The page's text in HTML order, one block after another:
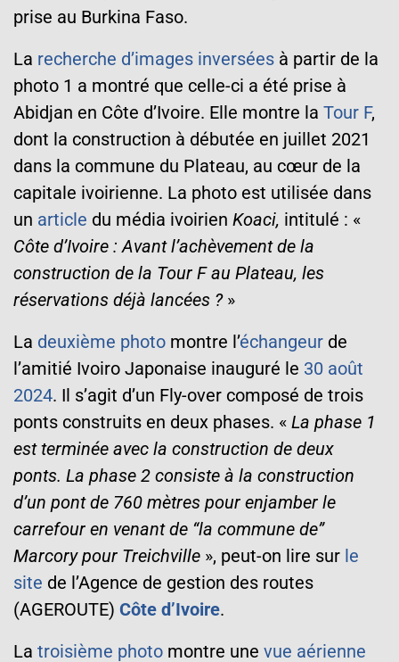
prise au Burkina Faso.
La recherche d’images inversées à partir de la
photo 1 a montré que celle-ci a été prise à
Abidjan en Côte d’Ivoire. Elle montre la Tour F,
dont la construction à débutée en juillet 2021
dans la commune du Plateau, au cœur de la
capitale ivoirienne. La photo est utilisée dans
un article du média ivoirien Koaci, intitulé : «
Côte d’Ivoire : Avant l’achèvement de la
construction de la Tour F au Plateau, les
réservations déjà lancées ? »
La deuxième photo montre l’échangeur de
l’amitié Ivoiro Japonaise inauguré le 30 août
2024. Il s’agit d’un Fly-over composé de trois
ponts construits en deux phases. « La phase 1
est terminée avec la construction de deux
ponts. La phase 2 consiste à la construction
d’un pont de 760 mètres pour enjamber le
carrefour en venant de “la commune de”
Marcory pour Treichville », peut-on lire sur le
site de l’Agence de gestion des routes
(AGEROUTE) Côte d’Ivoire.
La troisième photo montre une vue aérienne